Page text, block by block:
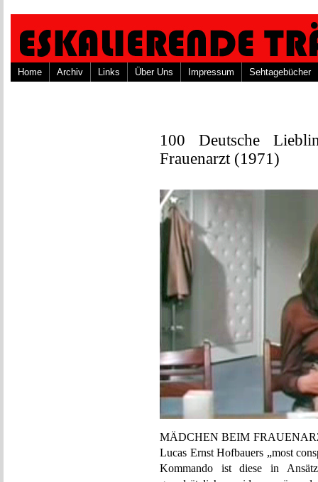
Home Archiv Links Über Uns Impressum Sehtagebücher
100 Deutsche
Frauenarzt (1971)
MÄDCHEN BEIM
Lucas Ernst Hofbauers „most
Kommando ist diese in